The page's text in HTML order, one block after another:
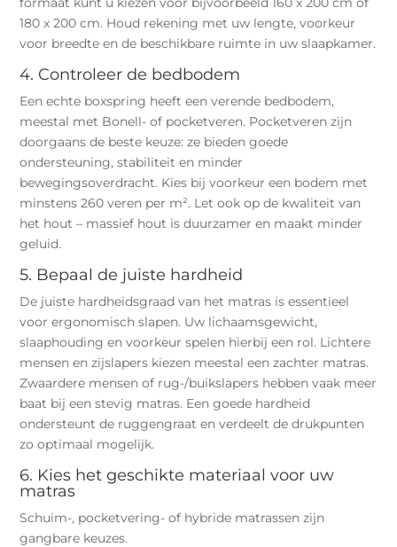
180 x 200 cm. Houd rekening met uw lengte, voorkeur
voor breedte en de beschikbare ruimte in uw slaapkamer.
4. Controleer de bedbodem
Een echte boxspring heeft een verende bedbodem,
meestal met Bonell- of pocketveren. Pocketveren zijn
doorgaans de beste keuze: ze bieden goede
ondersteuning, stabiliteit en minder
bewegingsoverdracht. Kies bij voorkeur een bodem met
minstens 260 veren per m². Let ook op de kwaliteit van
het hout – massief hout is duurzamer en maakt minder
geluid.
5. Bepaal de juiste hardheid
De juiste hardheidsgraad van het matras is essentieel
voor ergonomisch slapen. Uw lichaamsgewicht,
slaaphouding en voorkeur spelen hierbij een rol. Lichtere
mensen en zijslapers kiezen meestal een zachter matras.
Zwaardere mensen of rug-/buikslapers hebben vaak meer
baat bij een stevig matras. Een goede hardheid
ondersteunt de ruggengraat en verdeelt de drukpunten
zo optimaal mogelijk.
6. Kies het geschikte materiaal voor uw
matras
Schuim-, pocketvering- of hybride matrassen zijn
gangbare keuzes.